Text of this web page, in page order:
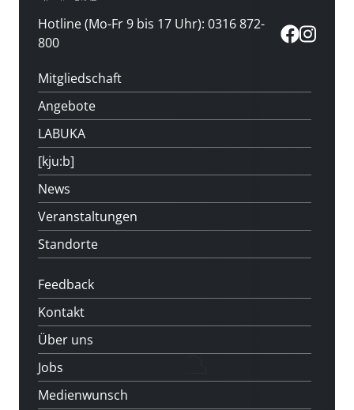
Hotline (Mo-Fr 9 bis 17 Uhr): 0316 872-
800
Mitgliedschaft
Angebote
LABUKA
[kju:b]
News
Veranstaltungen
Standorte
Feedback
Kontakt
Über uns
Jobs
Medienwunsch